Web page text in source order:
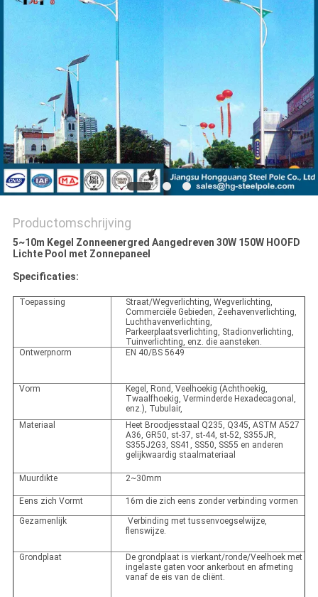
PRIVACYBELEID
Productomschrijving
5~10m Kegel Zonneenergred Aangedreven 30W 150W HOOFD
Lichte Pool met Zonnepaneel
Specificaties:
Toepassing
Straat/Wegverlichting, Wegverlichting,
Commerciële Gebieden, Zeehavenverlichting,
Luchthavenverlichting,
Parkeerplaatsverlichting, Stadionverlichting,
Tuinverlichting, enz. die aansteken.
Ontwerpnorm
EN 40/BS 5649
Vorm
Kegel, Rond, Veelhoekig (Achthoekig,
Twaalfhoekig, Verminderde Hexadecagonal,
enz.), Tubulair,
Materiaal
Heet Broodjesstaal Q235, Q345, ASTM A527
A36, GR50, st-37, st-44, st-52, S355JR,
S355J2G3, SS41, SS50, SS55 en anderen
gelijkwaardig staalmateriaal
Muurdikte 2~30mm
Eens zich Vormt
16m die zich eens zonder verbinding vormen
Gezamenlijk
Verbinding met tussenvoegselwijze,
flenswijze.
Grondplaat
De grondplaat is vierkant/ronde/Veelhoek met
ingelaste gaten voor ankerbout en afmeting
vanaf de eis van de cliënt.